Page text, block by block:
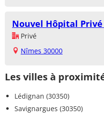
Nouvel Hôpital
Privé
Nîmes 30000
Les villes à
Lédignan (30350)
Savignargues (30350)